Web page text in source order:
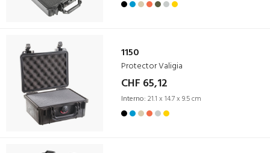
1150
Protector Valigia
CHF 65,12
Interno: 21.1 x 14.7 x 9.5 cm